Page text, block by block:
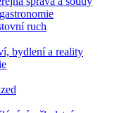
ruch
bydlení a reality